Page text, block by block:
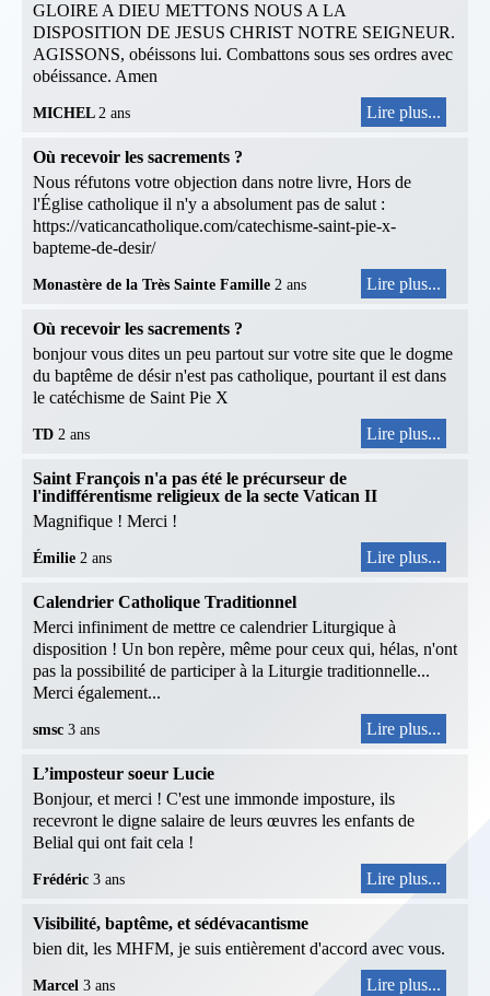
GLOIRE A DIEU METTONS NOUS A LA
DISPOSITION DE JESUS CHRIST NOTRE SEIGNEUR.
AGISSONS, obéissons lui. Combattons sous ses ordres avec
obéissance. Amen
MICHEL 2 ans Lire plus...
Où recevoir les sacrements ?
Nous réfutons votre objection dans notre livre, Hors de
l'Église catholique il n'y a absolument pas de salut :
https://vaticancatholique.com/catechisme-saint-pie-x-
bapteme-de-desir/
Monastère de la Très Sainte Famille 2 ans Lire plus...
Où recevoir les sacrements ?
bonjour vous dites un peu partout sur votre site que le dogme
du baptême de désir n'est pas catholique, pourtant il est dans
le catéchisme de Saint Pie X
TD 2 ans Lire plus...
Saint François n'a pas été le précurseur de
l'indifférentisme religieux de la secte Vatican II
Magnifique ! Merci !
Émilie 2 ans Lire plus...
Calendrier Catholique Traditionnel
Merci infiniment de mettre ce calendrier Liturgique à
disposition ! Un bon repère, même pour ceux qui, hélas, n'ont
pas la possibilité de participer à la Liturgie traditionnelle...
Merci également...
smsc 3 ans Lire plus...
L’imposteur soeur Lucie
Bonjour, et merci ! C'est une immonde imposture, ils
recevront le digne salaire de leurs œuvres les enfants de
Belial qui ont fait cela !
Frédéric 3 ans Lire plus...
Visibilité, baptême, et sédévacantisme
bien dit, les MHFM, je suis entièrement d'accord avec vous.
Marcel 3 ans Lire plus...